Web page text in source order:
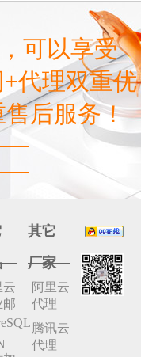
可以享受
代理双重优
后服务！
云
邮
其它
厂家
阿里云
代理
腾讯云
代理